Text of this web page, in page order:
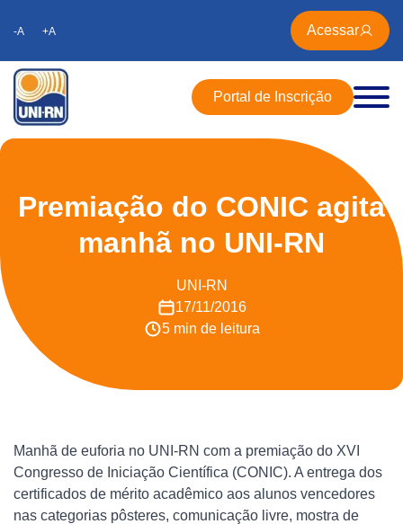
-A +A Acessar
Portal de Inscrição
Premiação do CONIC agita
manhã no UNI-RN
UNI-RN
17/11/2016
5 min de leitura
Manhã de euforia no UNI-RN com a premiação do XVI
Congresso de Iniciação Científica (CONIC). A entrega dos
certificados de mérito acadêmico aos alunos vencedores
nas categorias pôsteres, comunicação livre, mostra de